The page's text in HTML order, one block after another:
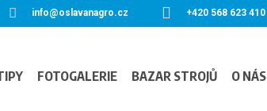
info@oslavanagro.cz +420 568 623 410
FOTOGALERIE BAZAR STROJŮ O NÁS